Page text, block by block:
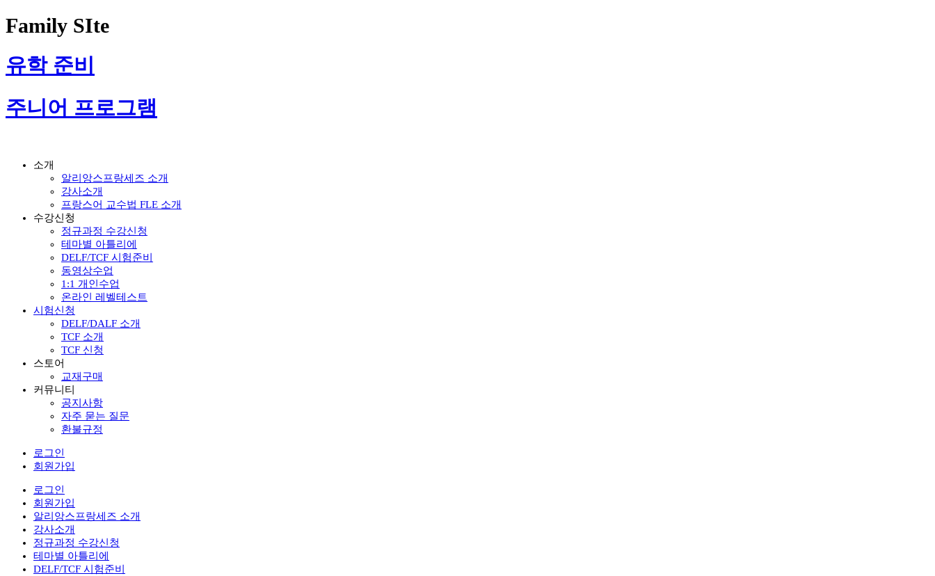
Family SIte
유학 준비
주니어 프로그램
소개
알리앙스프랑세즈 소개
강사소개
프랑스어 교수법 FLE 소개
수강신청
정규과정 수강신청
테마별 아틀리에
DELF/TCF 시험준비
동영상수업
1:1 개인수업
온라인 레벨테스트
시험신청
DELF/DALF 소개
TCF 소개
TCF 신청
스토어
교재구매
커뮤니티
공지사항
자주 묻는 질문
환불규정
로그인
회원가입
로그인
회원가입
알리앙스프랑세즈 소개
강사소개
정규과정 수강신청
테마별 아틀리에
DELF/TCF 시험준비